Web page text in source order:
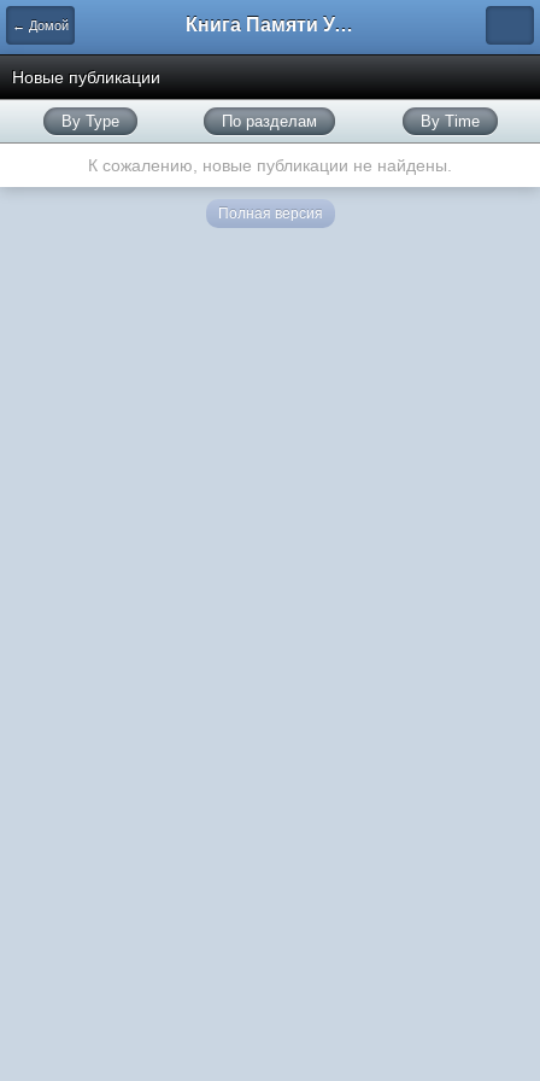
← Домой Книга Памяти Узбекистана
Новые публикации
By Type По разделам By Time
К сожалению, новые публикации не найдены.
Полная версия